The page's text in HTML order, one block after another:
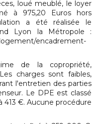
loué meublé, le loyer
à 975,20 Euros hors
a été réalisée le
Lyon la Métropole :
encadrement-
de la copropriété,
charges sont faibles,
l'entretien des parties
Le DPE est classé
413 €. Aucune procédure